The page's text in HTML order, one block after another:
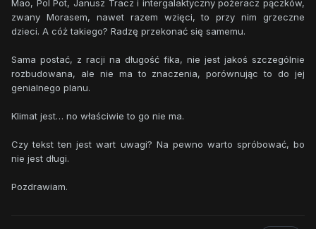
Mao, Pol Pot, Janusz Tracz i intergalaktyczny pożeracz pączków,
zwany Morasem, nawet razem wzięci, to przy nim grzeczne
dzieci. A cóż takiego? Radzę przekonać się samemu.
Sama postać, z racji na długość fika, nie jest jakoś szczególnie
rozbudowana, ale nie ma to znaczenia, porównując to do jej
genialnego planu.
Klimat jest… no właściwie to go nie ma.
Czy tekst ten jest wart uwagi? Na pewno warto spróbować, bo
nie jest długi.
Pozdrawiam.